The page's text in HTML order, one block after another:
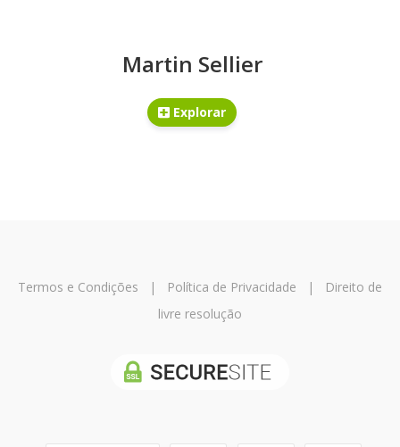
Martin Sellier
Explorar
Termos e Condições | Política de Privacidade |
Direito de
livre resolução